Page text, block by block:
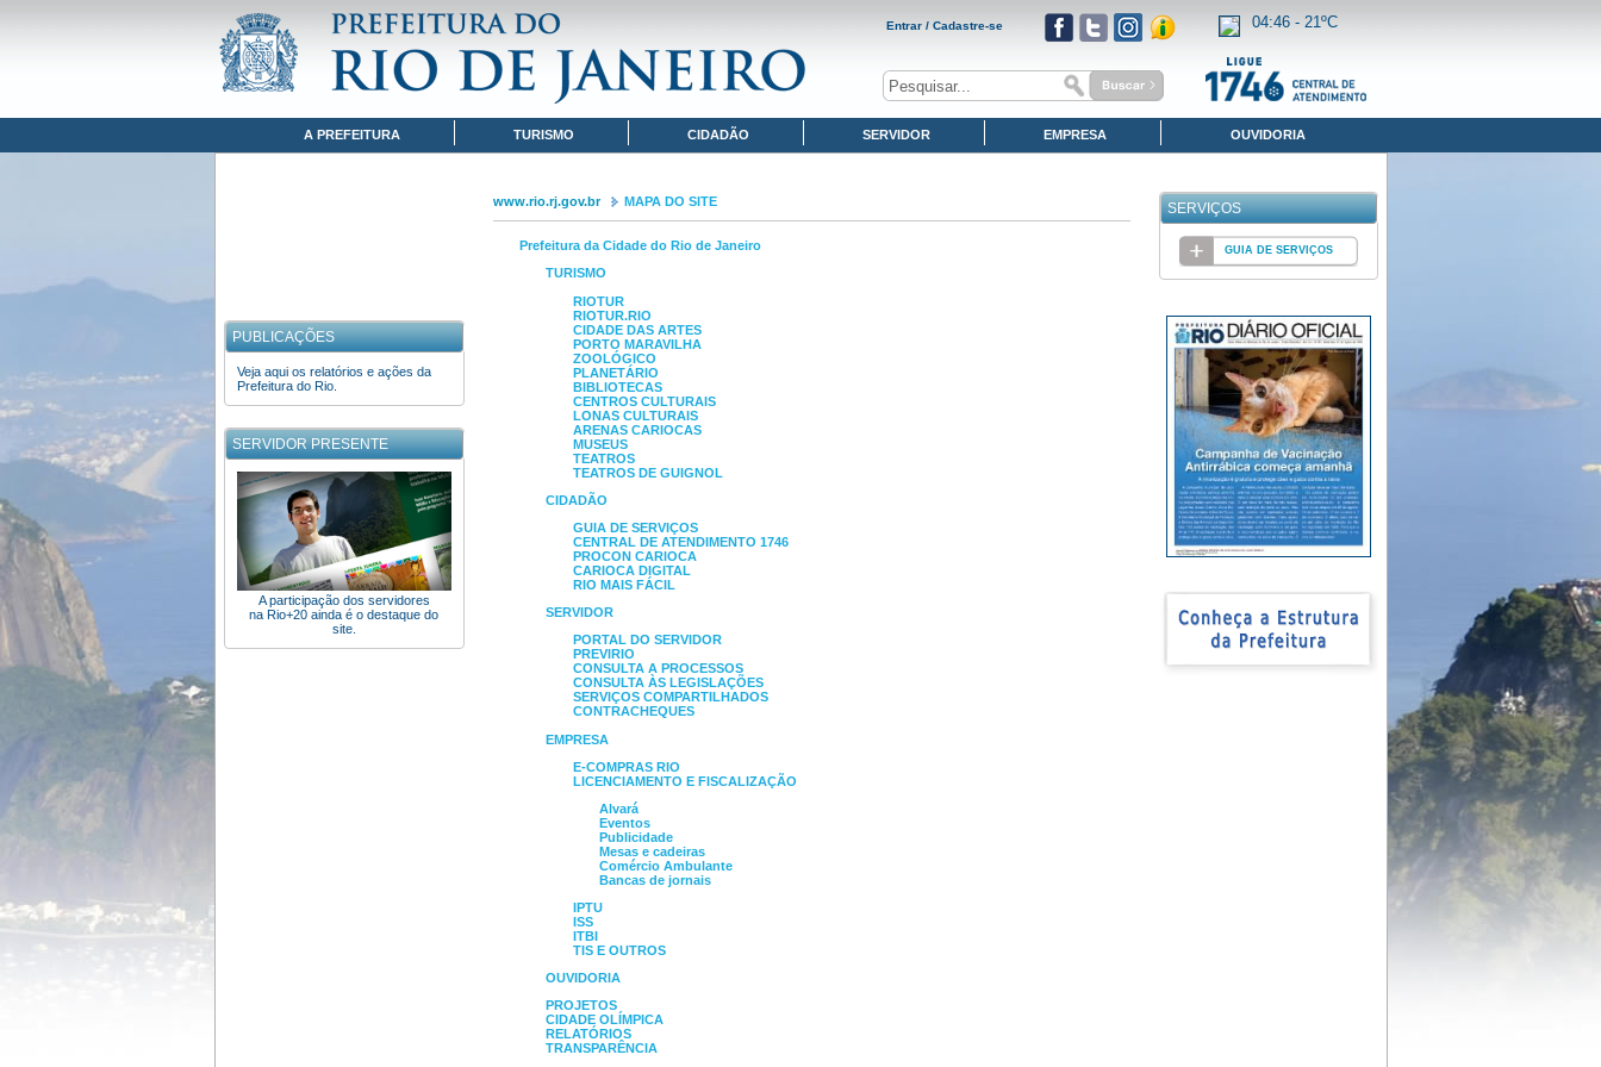
www.rio.rj.gov.br
MAPA DO SITE
Entrar / Cadastre-se 04:46 -21ºC
A PREFEITURA TURISMO CIDADÃO SERVIDOR EMPRESA OUVIDORIA
PUBLICAÇÕES
Veja aqui os relatórios e ações da
Prefeitura do Rio.
SERVIDOR PRESENTE
A participação dos servidores
na Rio+20 ainda é o destaque do
site.
www.rio.rj.gov.br MAPA DO SITE
Prefeitura da Cidade do Rio de Janeiro
TURISMO
RIOTUR
RIOTUR.RIO
CIDADE DAS ARTES
PORTO MARAVILHA
ZOOLÓGICO
PLANETÁRIO
BIBLIOTECAS
CENTROS CULTURAIS
LONAS CULTURAIS
ARENAS CARIOCAS
MUSEUS
TEATROS
TEATROS DE GUIGNOL
CIDADÃO
GUIA DE SERVIÇOS
CENTRAL DE ATENDIMENTO 1746
PROCON CARIOCA
CARIOCA DIGITAL
RIO MAIS FÁCIL
SERVIDOR
PORTAL DO SERVIDOR
PREVIRIO
CONSULTA A PROCESSOS
CONSULTA ÀS LEGISLAÇÕES
SERVIÇOS COMPARTILHADOS
CONTRACHEQUES
EMPRESA
E-COMPRAS RIO
LICENCIAMENTO E FISCALIZAÇÃO
Alvará
Eventos
Publicidade
Mesas e cadeiras
Comércio Ambulante
Bancas de jornais
IPTU
ISS
ITBI
TIS E OUTROS
OUVIDORIA
PROJETOS
CIDADE OLÍMPICA
RELATÓRIOS
TRANSPARÊNCIA
SERVIÇOS
GUIA DE SERVIÇOS